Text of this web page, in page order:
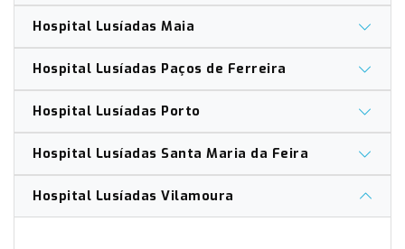
Hospital Lusíadas Maia
Hospital Lusíadas Paços de Ferreira
Hospital Lusíadas Porto
Hospital Lusíadas Santa Maria da Feira
Hospital Lusíadas Vilamoura